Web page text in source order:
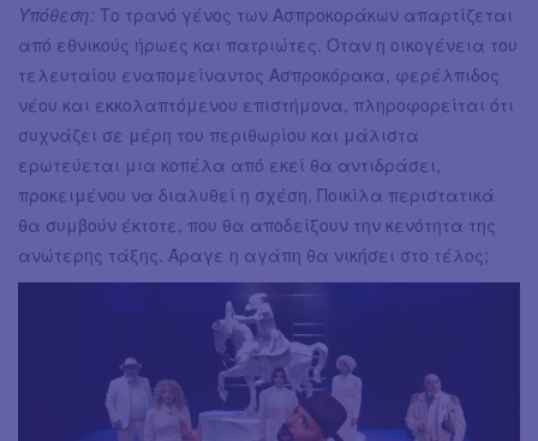
Yπόθεση: Το τρανό γένος των Ασπροκοράκων απαρτίζεται
από εθνικούς ήρωες και πατριώτες. Όταν η οικογένεια του
τελευταίου εναπομείναντος Ασπροκόρακα, φερέλπιδος
νέου και εκκολαπτόμενου επιστήμονα, πληροφορείται ότι
συχνάζει σε μέρη του περιθωρίου και μάλιστα
ερωτεύεται μια κοπέλα από εκεί θα αντιδράσει,
προκειμένου να διαλυθεί η σχέση. Ποικίλα περιστατικά
θα συμβούν έκτοτε, που θα αποδείξουν την κενότητα της
ανώτερης τάξης. Άραγε η αγάπη θα νικήσει στο τέλος;